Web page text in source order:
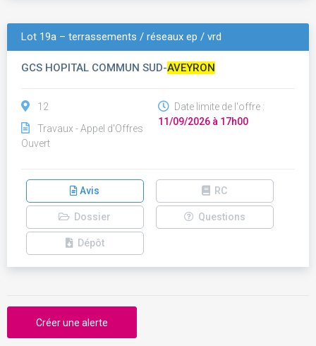
Lot 19a – terrassements / réseaux ep / vrd
GCS HOPITAL COMMUN SUD-AVEYRON
12
Travaux - Appel d'Offres
Ouvert
Date limite de l'offre :
11/09/2026 à 17h00
Avis RC
Dossier Questions
Dépôt
Créer une alerte